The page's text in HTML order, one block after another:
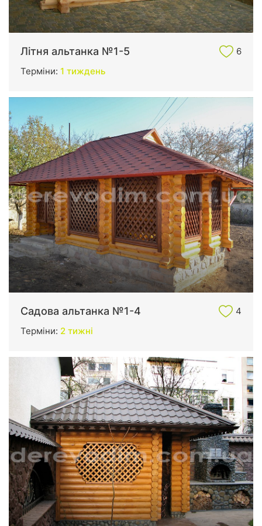
Літня альтанка №1-5
6
Терміни: 1 тиждень
Садова альтанка №1-4
4
Терміни: 2 тижні